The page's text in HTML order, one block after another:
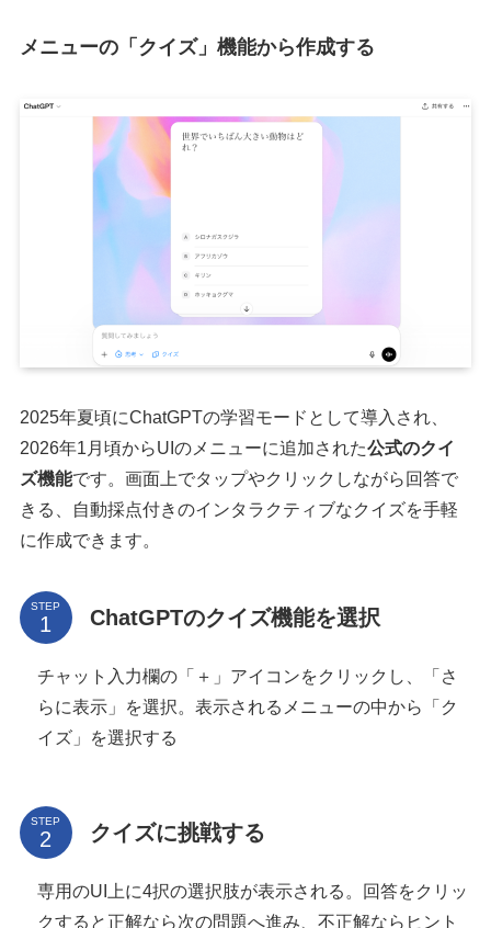
メニューの「クイズ」機能から作成する
2025年夏頃にChatGPTの学習モードとして導入され、
2026年1月頃からUIのメニューに追加された公式のクイ
ズ機能です。画面上でタップやクリックしながら回答で
きる、自動採点付きのインタラクティブなクイズを手軽
に作成できます。
STEP ChatGPTのクイズ機能を選択
チャット入力欄の「＋」アイコンをクリックし、「さ
らに表示」を選択。表示されるメニューの中から「ク
イズ」を選択する
STEP クイズに挑戦する
専用のUI上に4択の選択肢が表示される。回答をクリッ
クすると正解なら次の問題へ進み、不正解ならヒント